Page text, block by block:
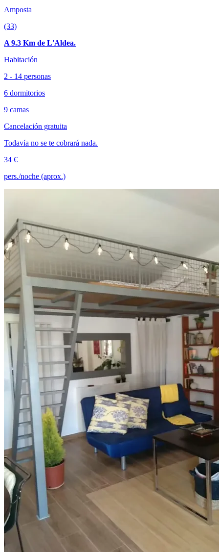
Amposta
(33)
A 9.3 Km de L'Aldea.
Habitación
2 - 14 personas
6 dormitorios
9 camas
Cancelación gratuita
Todavía no se te cobrará nada.
34 €
pers./noche (aprox.)